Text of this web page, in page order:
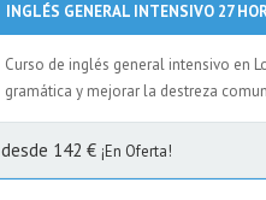
INGLÉS GENERAL INTENSIVO 27
Curso de inglés general intensivo en
gramática y mejorar la destreza
desde 142 € ¡En Oferta!